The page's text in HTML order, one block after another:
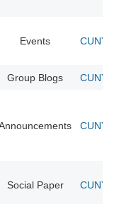
Events CUNY
Group Blogs CUNY
CUNY
Social Paper CUNY